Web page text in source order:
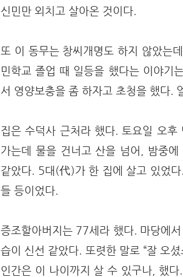
신민만 외치고 살아온 것이다.
또 이 동무는 창씨개명도 하지 않았는
민학교 졸업 때 일등을 했다는 이야기
서 영양보충을 좀 하자고 초청을 했다.
집은 수덕사 근처라 했다. 토요일 오
가는데 물을 건너고 산을 넘어, 밤중
같았다. 5대(代)가 한 집에 살고 있었
들 등이었다.
증조할아버지는 77세라 했다. 마당에
습이 신선 같았다. 또렷한 말로 “잘 오
인간은 이 나이까지 살 수 있구나, 했